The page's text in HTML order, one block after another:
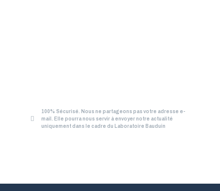
100% Sécurisé. Nous ne partageons pas votre adresse e-
mail. Elle pourra nous servir à envoyer notre actualité
uniquement dans le cadre du Laboratoire Bauduin